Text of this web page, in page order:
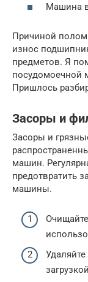
Машина
Причиной
износ
предметов. Я
посудомоечной
Пришлось
Засоры и
Засоры и
машин.
предотвратить
машины.